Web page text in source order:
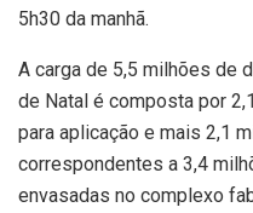
5h30 da manhã.
A carga de 5,5 milhões de
de Natal é composta por
para aplicação e mais 2,1
correspondentes a 3,4
envasadas no complexo